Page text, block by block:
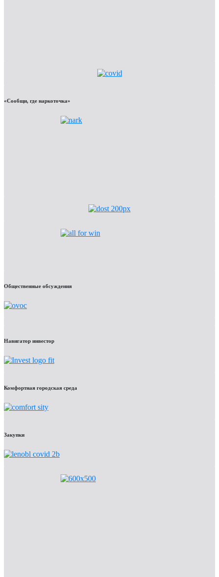
«Сообщи, где наркоточка»
Общественные обсуждения
Навигатор инвестор
Комфортная городская среда
Закупки